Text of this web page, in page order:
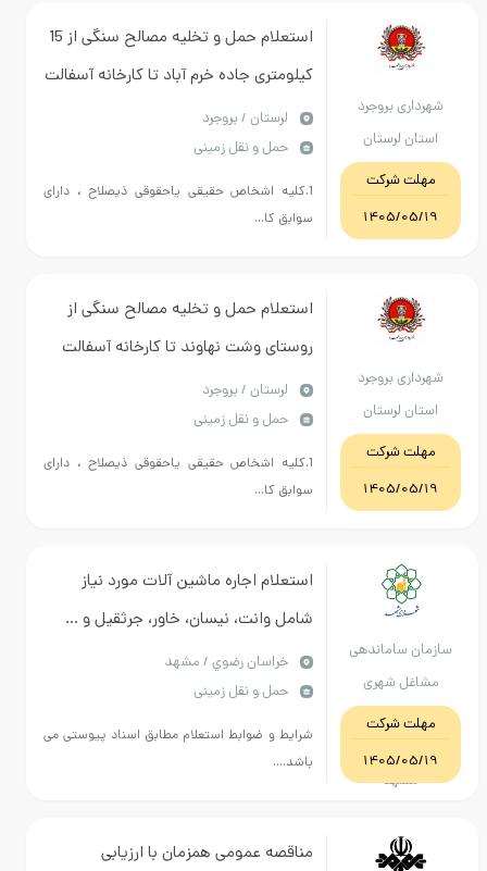
شهرداری بروجرد
استان لرستان
مهلت شرکت
1405/05/19
استعلام حمل و تخلیه مصالح سنگی از 15
کیلومتری جاده خرم آباد تا کارخانه آسفالت
شهرداریلرستان / بروجرد
حمل و نقل زمینی
1.کلیه اشخاص حقیقی یاحقوقی ذیصلاح ، دارای
سوابق کا...
شهرداری بروجرد
استان لرستان
مهلت شرکت
1405/05/19
استعلام حمل و تخلیه مصالح سنگی از
روستای وشت نهاوند تا کارخانه آسفالت
شهرداریلرستان / بروجرد
حمل و نقل زمینی
1.کلیه اشخاص حقیقی یاحقوقی ذیصلاح ، دارای
سوابق کا...
سازمان ساماندهی
مشاغل شهری
وفراورده های
مشهد
مهلت شرکت
1405/05/19
استعلام اجاره ماشین آلات مورد نیاز
شامل وانت، نیسان، خاور، جرثقیل و ...
جهت انجام امور حمل و جابجائی در ابنیه،
بازارها و پروژه‌های متعلق به سازمان
خراسان رضوي / مشهد
حمل و نقل زمینی
شرایط و ضوابط استعلام مطابق اسناد پیوستی می
باشد....
مناقصه عمومی همزمان با ارزیابی